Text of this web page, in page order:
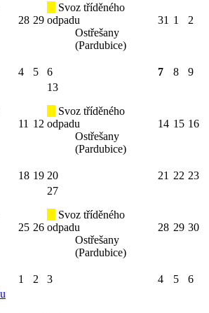
28 29
Svoz tříděného
odpadu
Ostřešany
(Pardubice)
31 1 2
4 5 6 7 8
9
11 12
13
Svoz tříděného
odpadu
Ostřešany
(Pardubice)
14 15 16
18 19 20 21 22 23
25 26
27
Svoz tříděného
odpadu
Ostřešany
(Pardubice)
28 29 30
1 2 3 4 5
6